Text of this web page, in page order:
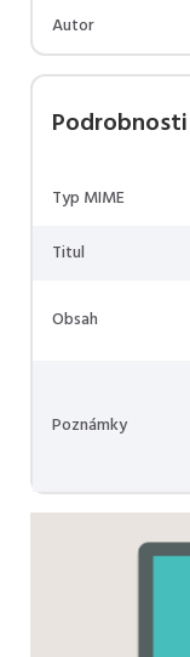
Autor
Podrobnosti
Typ MIME
Titul
Obsah
Poznámky